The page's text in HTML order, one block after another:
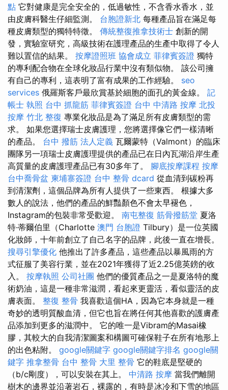
點 它對健康是完全安全的，低過敏性，不含香水香水，並
由皮膚科醫生仔細監測。 台胞證新北 每種產品旨在滿足每
種皮膚類型的獨特特徵。 傳統整復推拿技術士 創新的開
發，實驗室研究，高級技術在護理產品的生產中取得了令人
難以置信的結果。 按摩證照班 協會成立 菲律賓簽證 獨特
的專利配合物在全球化妝品行業中沒有類似物。 該公司擁
有自己的專利，這表明了富有成果的工作經驗。 seo
services 俄羅斯客戶最欣賞基於細胞的面孔的黃金線。 記
帳士 執照 台中 抓龍筋 菲律賓簽證 台中 中清路 按摩 北投
按摩 竹北 整復 專業化妝品是為了滿足所有皮膚類型的需
求。 如果您選擇瑞士皮膚護理，您將選擇像它們一樣清晰
的產品。 台中 撥筋 法人定義 瓦爾蒙特（Valmont）的臨床
團隊另一項瑞士皮膚護理提供的產品已在日內瓦湖沿岸生產
高質量的皮膚護理產品已有30多年了。 腳底按摩課程 按摩
台中喬骨盆 柬埔寨簽證 台中 整骨 dcard 從血清到碳粉再
到清潔劑，這個品牌為所有人提供了一些東西。 根據大多
數人的說法，他們的產品的鮮豔顏色不會太早褪色，
Instagram的包裝非常受歡迎。 南屯整復 筋骨撥筋堂 夏洛
特·蒂爾伯里（Charlotte 澳門 台胞證 Tilbury）是一位英國
化妝師，十年前創立了自己名字的品牌，此後一直在增長。
搜尋引擎優化 他推出了許多產品，這些產品以暴風雨的方
式征服了美容行業，並在2021年獲得了近2.25億英鎊的收
入。 按摩執照 公司社團 他們的優質產品之一是夏洛特的魔
術奶油，這是一種非常滋潤，看起來更靈活，看似靈活的皮
膚表面。 整復 整骨 我喜歡這個HA，因為它本身就是一種
奇妙的透明質酸血清，但它也旨在將任何其他喜歡的護膚產
品添加到更多的滋潤中。 它的唯一是Vibram的Masai橡
膠，其較大的自我清潔圖案和構圖可確保鞋子在所有地形上
的出色粘附。 google關鍵字 google關鍵字排名 google關
鍵字 推拿整骨 台中 整骨 大里 整骨 它的鞋底是堅硬的
（b/c剛度），可以安裝在其上。 中清路 按摩 當我們離開
樹木的邊界並沿著岩石，裸露的，有時是冰冷和下雪的地區